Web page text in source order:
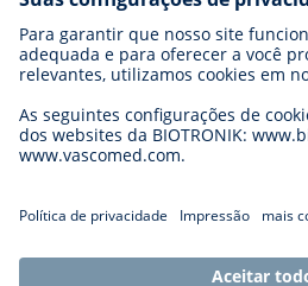
Carreiras na BIOTRONIK
Níveis de carreira
Candidatura
Oportunidades de carreira
Cookie Settings